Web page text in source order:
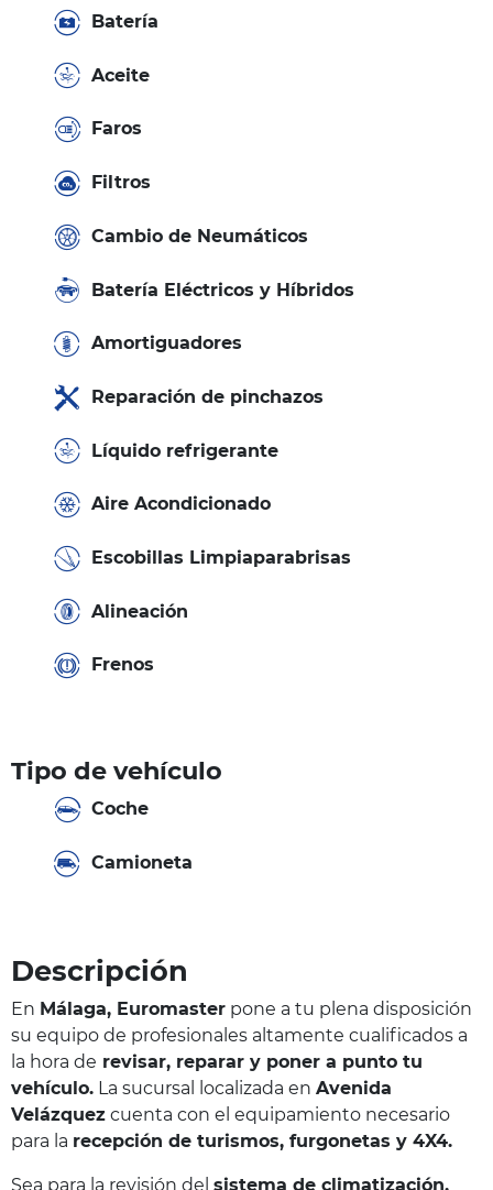
Batería
Aceite
Faros
Filtros
Cambio de Neumáticos
Batería Eléctricos y Híbridos
Amortiguadores
Reparación de pinchazos
Líquido refrigerante
Aire Acondicionado
Escobillas Limpiaparabrisas
Alineación
Frenos
Tipo de vehículo
Coche
Camioneta
Descripción
En Málaga, Euromaster pone a tu plena disposición
su equipo de profesionales altamente cualificados a
la hora de revisar, reparar y poner a punto tu
vehículo. La sucursal localizada en Avenida
Velázquez cuenta con el equipamiento necesario
para la recepción de turismos, furgonetas y 4X4.
Sea para la revisión del sistema de climatización,